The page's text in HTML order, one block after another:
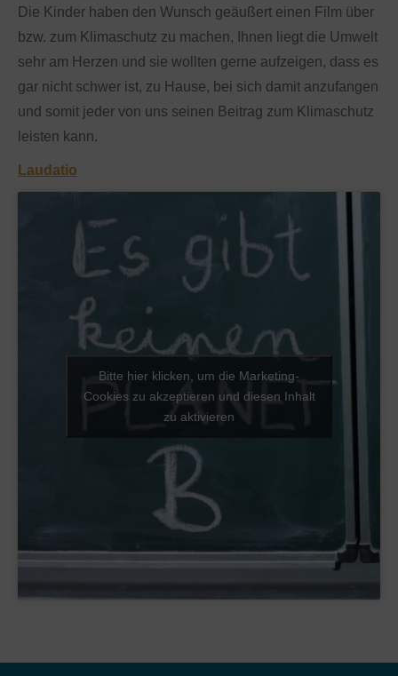
Die Kinder haben den Wunsch geäußert einen Film über
bzw. zum Klimaschutz zu machen, Ihnen liegt die Umwelt
sehr am Herzen und sie wollten gerne aufzeigen, dass es
gar nicht schwer ist, zu Hause, bei sich damit anzufangen
und somit jeder von uns seinen Beitrag zum Klimaschutz
leisten kann.
Laudatio
Bitte hier klicken, um die Marketing-
Cookies zu akzeptieren und diesen Inhalt
zu aktivieren